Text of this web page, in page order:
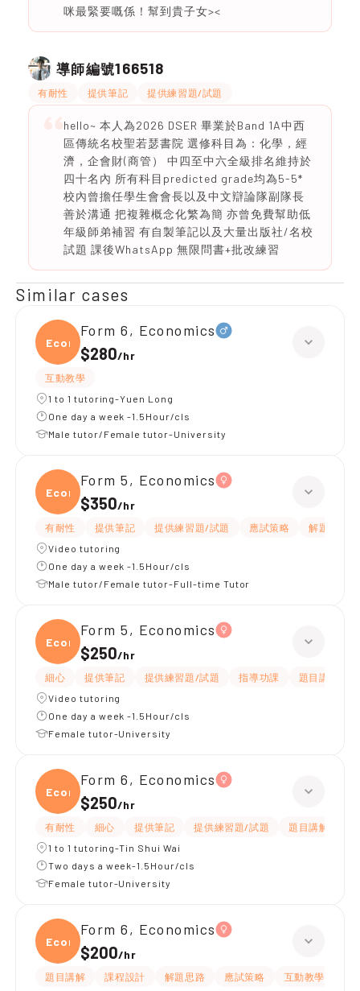
咪最緊要嘅係！幫到貴子女><
導師編號166518
有耐性 提供筆記 提供練習題/試題
hello~ 本人為2026 DSER 畢業於Band 1A中西
區傳統名校聖若瑟書院 選修科目為：化學，經
濟，企會財(商管） 中四至中六全級排名維持於
四十名內 所有科目predicted grade均為5-5*
校內曾擔任學生會會長以及中文辯論隊副隊長
善於溝通 把複雜概念化繁為簡 亦曾免費幫助低
年級師弟補習 有自製筆記以及大量出版社/名校
試題 課後WhatsApp 無限問書+批改練習
Similar cases
Econ
Form 6, Economics
$280/hr
互動教學
1 to 1 tutoring-Yuen Long
One day a week -1.5Hour/cls
Male tutor/Female tutor-University
Econ
Form 5, Economics
$350/hr
有耐性 提供筆記 提供練習題/試題 應試策略
解題思路
Video tutoring
One day a week -1.5Hour/cls
Male tutor/Female tutor-Full-time Tutor
Econ
Form 5, Economics
$250/hr
細心 提供筆記 提供練習題/試題 指導功課 題目講解
Video tutoring
One day a week -1.5Hour/cls
Female tutor-University
Econ
Form 6, Economics
$250/hr
有耐性 細心 提供筆記 提供練習題/試題 題目講解
1 to 1 tutoring-Tin Shui Wai
Two days a week-1.5Hour/cls
Female tutor-University
Econ
Form 6, Economics
$200/hr
題目講解 課程設計 解題思路 應試策略 互動教學